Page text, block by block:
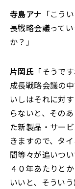
寺島アナ 「こう
長戦略会議って
か？」
片岡氏 「そうで
成長戦略会議の
いしはそれに対
らないと、その
た新製品・サー
きますので、タ
間等々が追いつ
４０年あたりと
いいと、そうい